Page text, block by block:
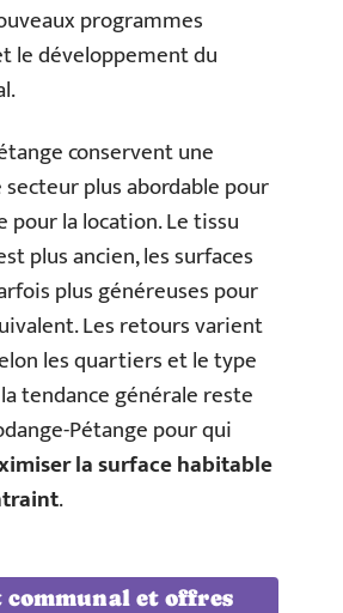
programmes
le développement du
conservent une
plus abordable pour
pour la location. Le tissu
plus ancien, les surfaces
plus généreuses pour
Les retours varient
les quartiers et le type
tendance générale reste
Pétange pour qui
la surface habitable
.
communal et offres